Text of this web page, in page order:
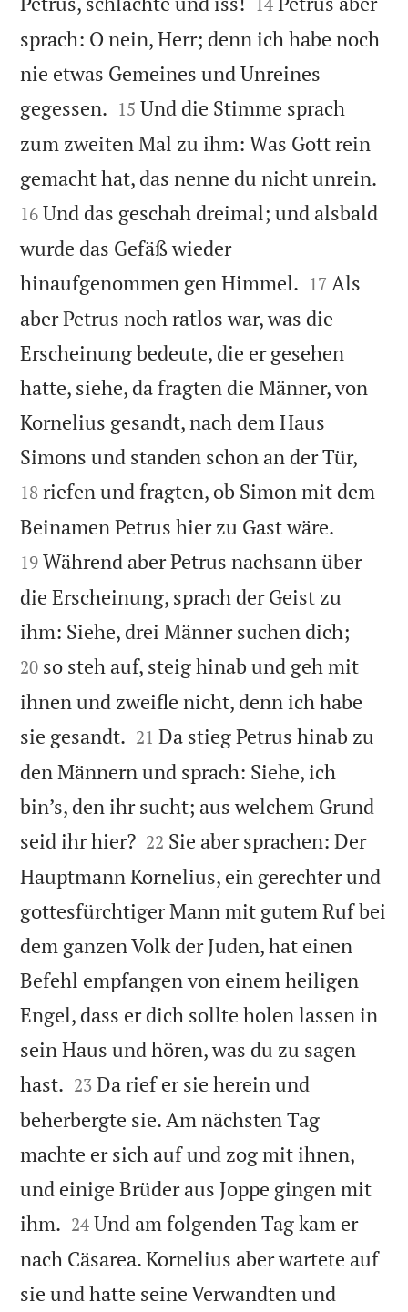
sprach: O nein, Herr; denn ich habe noch
nie etwas Gemeines und Unreines
gegessen. 

15 Und die Stimme sprach
zum zweiten Mal zu ihm: Was Gott rein
gemacht hat, das nenne du nicht unrein.
16 Und das geschah dreimal; und alsbald
wurde das Gefäß wieder
hinaufgenommen gen Himmel. 

17 Als
aber Petrus noch ratlos war, was die
Erscheinung bedeute, die er gesehen
hatte, siehe, da fragten die Männer, von
Kornelius gesandt, nach dem Haus
Simons und standen schon an der Tür,
18 riefen und fragten, ob Simon mit dem
Beinamen Petrus hier zu Gast wäre.
19 Während aber Petrus nachsann über
die Erscheinung, sprach der Geist zu
ihm: Siehe, drei Männer suchen dich;
20 so steh auf, steig hinab und geh mit
ihnen und zweifle nicht, denn ich habe
sie gesandt. 

21 Da stieg Petrus hinab zu
den Männern und sprach: Siehe, ich
bin’s, den ihr sucht; aus welchem Grund
seid ihr hier?
22 Sie aber sprachen: Der
Hauptmann Kornelius, ein gerechter und
gottesfürchtiger Mann mit gutem Ruf bei
dem ganzen Volk der Juden, hat einen
Befehl empfangen von einem heiligen
Engel, dass er dich sollte holen lassen in
sein Haus und hören, was du zu sagen
hast. 

23 Da rief er sie herein und
beherbergte sie. Am nächsten Tag
machte er sich auf und zog mit ihnen,
und einige Brüder aus Joppe gingen mit
ihm. 

24 Und am folgenden Tag kam er
nach Cäsarea. Kornelius aber wartete auf
sie und hatte seine Verwandten und